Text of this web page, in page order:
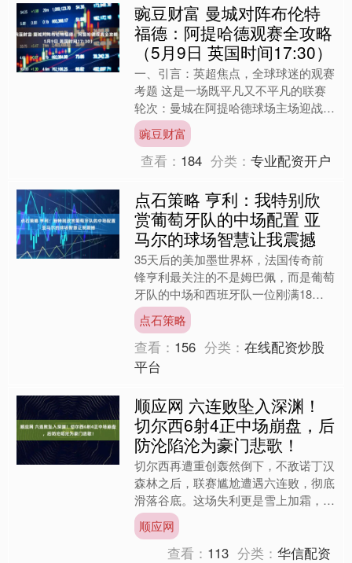
豌豆财富 曼城对阵布伦特
福德：阿提哈德观赛全攻略
（5月9日 英国时间17:30）
一、引言：英超焦点，全球球迷的观赛
考题 这是一场既平凡又不平凡的联赛
轮次：曼城在阿提哈德球场主场迎战布
伦特福德。时间很明确——英国时间5
月9日周六17:30，北....
豌豆财富
查看： 184 分类：专业配资开户
点石策略 亨利：我特别欣
赏葡萄牙队的中场配置 亚
马尔的球场智慧让我震撼
35天后的美加墨世界杯，法国传奇前
锋亨利最关注的不是姆巴佩，而是葡萄
牙队的中场和西班牙队一位刚满18岁
的少年。 他在《马卡报》独家专访中
直言：“葡萄牙中场配置让....
点石策略
查看： 156 分类：在线配资炒股
平台
顺应网 六连败坠入深渊！
切尔西6射4正中场崩盘，后
防沦陷沦为豪门悲歌！
切尔西再遭重创轰然倒下，不敌诺丁汉
森林之后，联赛尴尬遭遇六连败，彻底
滑落谷底。这场失利更是雪上加霜，门
将桑切斯、小将杰西德里双双伤退，球
队折兵损将元气大伤。纵观....
顺应网
查看： 113 分类：华信配资